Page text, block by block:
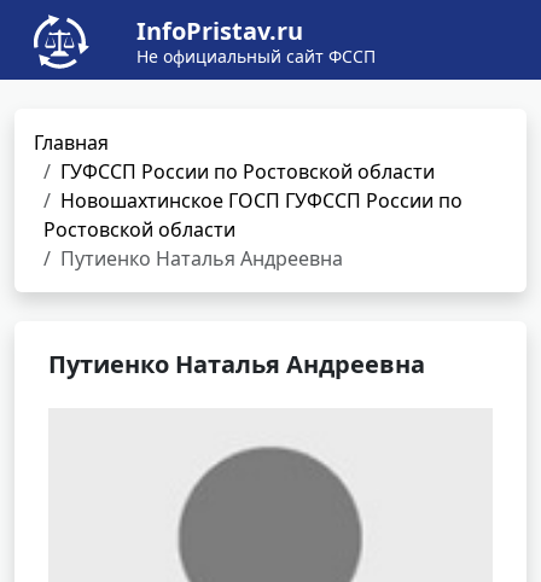
InfoPristav.ru
Не официальный сайт ФССП
Главная
ГУФССП России по Ростовской области
Новошахтинское ГОСП ГУФССП России по
Ростовской области
Путиенко Наталья Андреевна
Путиенко Наталья Андреевна